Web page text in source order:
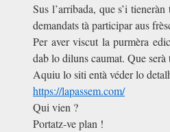
Sus l’arribada, que s’i
demandats tà participar aus
Per aver viscut la purmèra
dab lo diluns caumat. Que serà
Aquiu lo siti entà véder lo
https://lapassem.com/
Qui vien ?
Portatz-ve plan !